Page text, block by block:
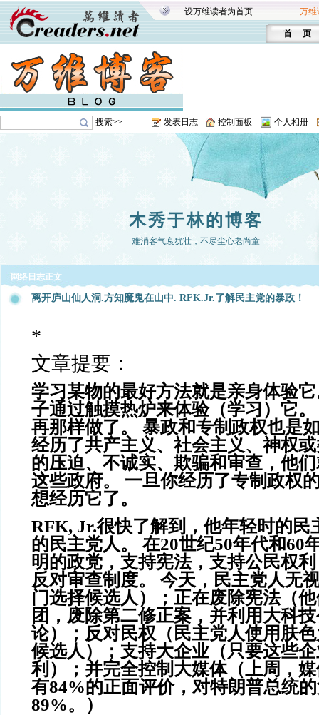
设万维读者为首页 万维
首 页
搜索>> 发表日志 控制面板 个人相册
木秀于林的博客
难消客气衰犹壮，不尽尘心老尚童
网络日志正文
离开庐山仙人洞.方知魔鬼在山中. RFK.Jr.了解民主党的暴政！
*
文章提要：
学习某物的最好方法就是亲身体验
子通过触摸热炉来体验（学习）它
再那样做了。 暴政和专制政权也
经历了共产主义、社会主义、神权
的压迫、不诚实、欺骗和审查，他
这些政府。 一旦你经历了专制政权
想经历它了。
RFK, Jr.很快了解到，他年轻时的民
的民主党人。 在20世纪50年代和60
明的政党，支持宪法，支持公民权
反对审查制度。 今天，民主党人无
门选择候选人）；正在废除宪法（
团，废除第二修正案，并利用大科
论）；反对民权（民主党人使用肤
候选人）；支持大企业（只要这些
利）；并完全控制大媒体（上周，
有84%的正面评价，对特朗普总统
89%。）